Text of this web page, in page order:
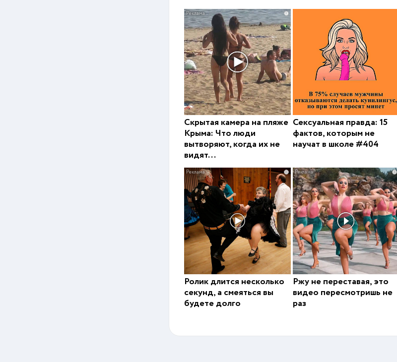
i
Скрытая камера на пляже
Крыма: Что люди
вытворяют, когда их не
видят...
Сексуальная правда: 15
фактов, которым не
научат в школе #404
i
Ролик длится несколько
секунд, а смеяться вы
будете долго
i
Ржу не переставая, это
видео пересмотришь не
раз